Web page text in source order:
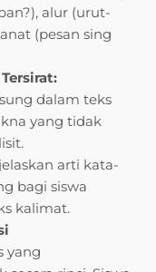
alur (urut-
(pesan sing
dalam teks
yang tidak
arti kata-
bagi siswa
kalimat.
yang